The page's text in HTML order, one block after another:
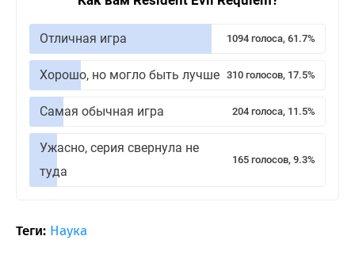
Отличная игра 1094 голоса, 61.7%
Хорошо, но могло быть лучше 310 голосов, 17.5%
Самая обычная игра 204 голоса, 11.5%
Ужасно, серия свернула не
туда
165 голосов, 9.3%
Теги: Наука